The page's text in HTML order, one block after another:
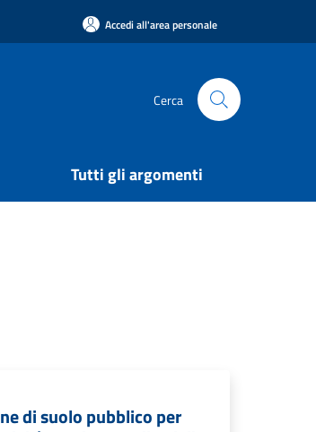
Accedi all'area personale
Cerca
Tutti gli argomenti
di suolo pubblico per